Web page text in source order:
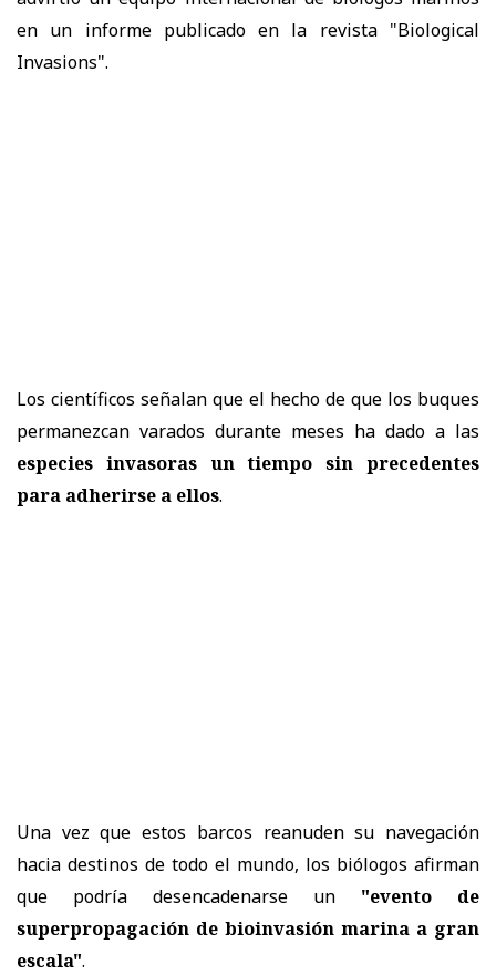
en un informe publicado en la revista "Biological
Invasions".
Los científicos señalan que el hecho de que los buques
permanezcan varados durante meses ha dado a las
especies invasoras un tiempo sin precedentes
para adherirse a ellos.
Una vez que estos barcos reanuden su navegación
hacia destinos de todo el mundo, los biólogos afirman
que podría desencadenarse un "evento de
superpropagación de bioinvasión marina a gran
escala".